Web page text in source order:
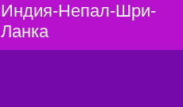
Индия-Непал-Шри-
Ланка